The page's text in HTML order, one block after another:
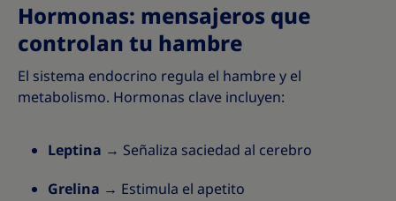
Hormonas: mensajeros que
controlan tu hambre
El sistema endocrino regula el hambre y el
metabolismo. Hormonas clave incluyen:
Leptina → Señaliza saciedad al cerebro
Grelina → Estimula el apetito